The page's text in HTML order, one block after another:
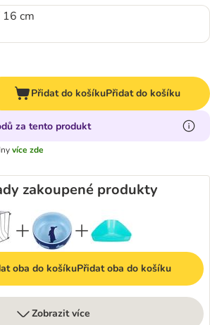
16 cm
Přidat do košíkuPřidat do košíku
za tento produkt
více zde
zakoupené produkty
oba do košíkuPřidat oba do košíku
Zobrazit více